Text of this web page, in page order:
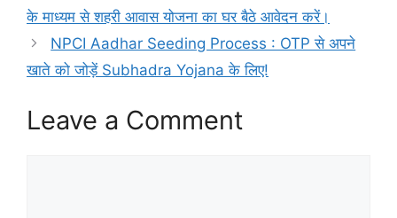
के माध्यम से शहरी आवास योजना का घर बैठे आवेदन करें।
NPCI Aadhar Seeding Process : OTP से अपने
खाते को जोड़ें Subhadra Yojana के लिए!
Leave a Comment